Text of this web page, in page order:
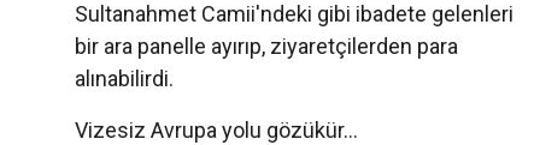
Sultanahmet Camii'ndeki gibi ibadete gelenleri
bir ara panelle ayırıp, ziyaretçilerden para
alınabilirdi.
Vizesiz Avrupa yolu gözükür…